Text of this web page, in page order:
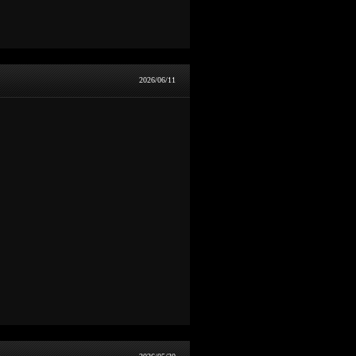
2026/06/11